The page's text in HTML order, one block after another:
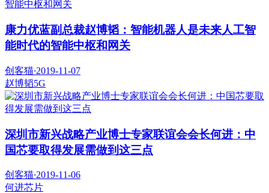
康力优蓝副总裁赵博韬：智能机器人是未来人工智
能时代的智能中枢和网关
创客猫·2019-11-07
赵博韬5G
深圳市新兴战略产业博士专家联谊会会长何进：中
国芯要取得发展需做到这三点
创客猫·2019-11-06
何进芯片